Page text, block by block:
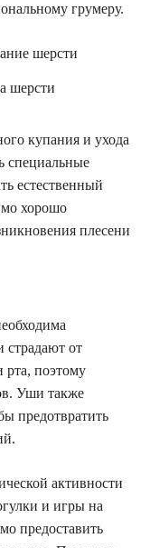
грумеру.
шерсти
шерсти
купания и ухода
специальные
естественный
хорошо
плесени
страдают от
рта, поэтому
Уши также
предотвратить
активности
и игры на
предоставить